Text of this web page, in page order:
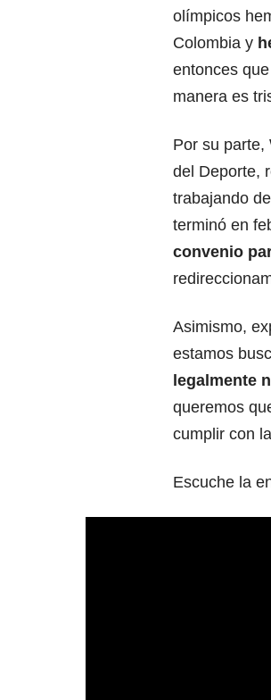
olímpicos
Colombia y
entonces
manera es
Por su parte,
del Deporte,
trabajando
terminó en
convenio
Asimismo,
estamos
legalmente
queremos
cumplir con
Escuche la